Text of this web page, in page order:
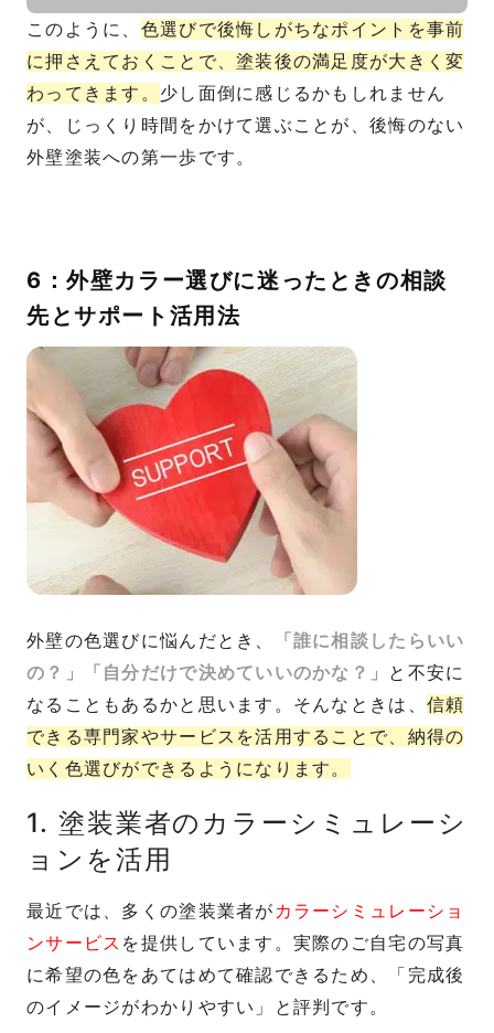
このように、 色選びで後悔しがちなポイントを事前
に押さえておくことで、塗装後の満足度が大きく変
わってきます。 少し面倒に感じるかもしれません
が、じっくり時間をかけて選ぶことが、後悔のない
外壁塗装への第一歩です。
6：外壁カラー選びに迷ったときの相談
先とサポート活用法
外壁の色選びに悩んだとき、
「誰に相談したらいい
の？」「自分だけで決めていいのかな？」 と不安に
なることもあるかと思います。そんなときは、 信頼
できる専門家やサービスを活用することで、納得の
いく色選びができるようになります。
1. 塗装業者のカラーシミュレーシ
ョンを活用
最近では、多くの塗装業者が カラーシミュレーショ
ンサービス を提供しています。実際のご自宅の写真
に希望の色をあてはめて確認できるため、「完成後
のイメージがわかりやすい」と評判です。